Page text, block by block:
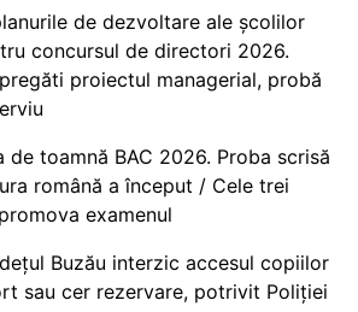
de dezvoltare ale școlilor
concursul de directori 2026.
proiectul managerial, probă
de toamnă BAC 2026. Proba scrisă
română a început / Cele trei
examenul
Buzău interzic accesul copiilor
sau cer rezervare, potrivit Poliției